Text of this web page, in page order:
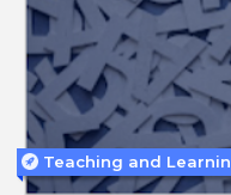
Teaching and